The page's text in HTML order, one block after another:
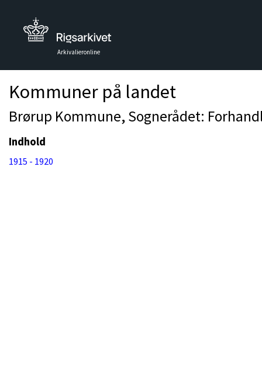
Arkivalieronline
Kommuner på landet
Brørup Kommune, Sognerådet:
Indhold
1915 - 1920